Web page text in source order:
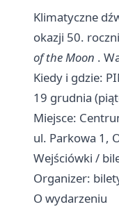
Klimatyczne
okazji 50.
of the Moon .
Kiedy i gdzie:
19 grudnia
Miejsce:
ul. Parkowa 1,
Wejściówki /
Organizer:
O wydarzeniu